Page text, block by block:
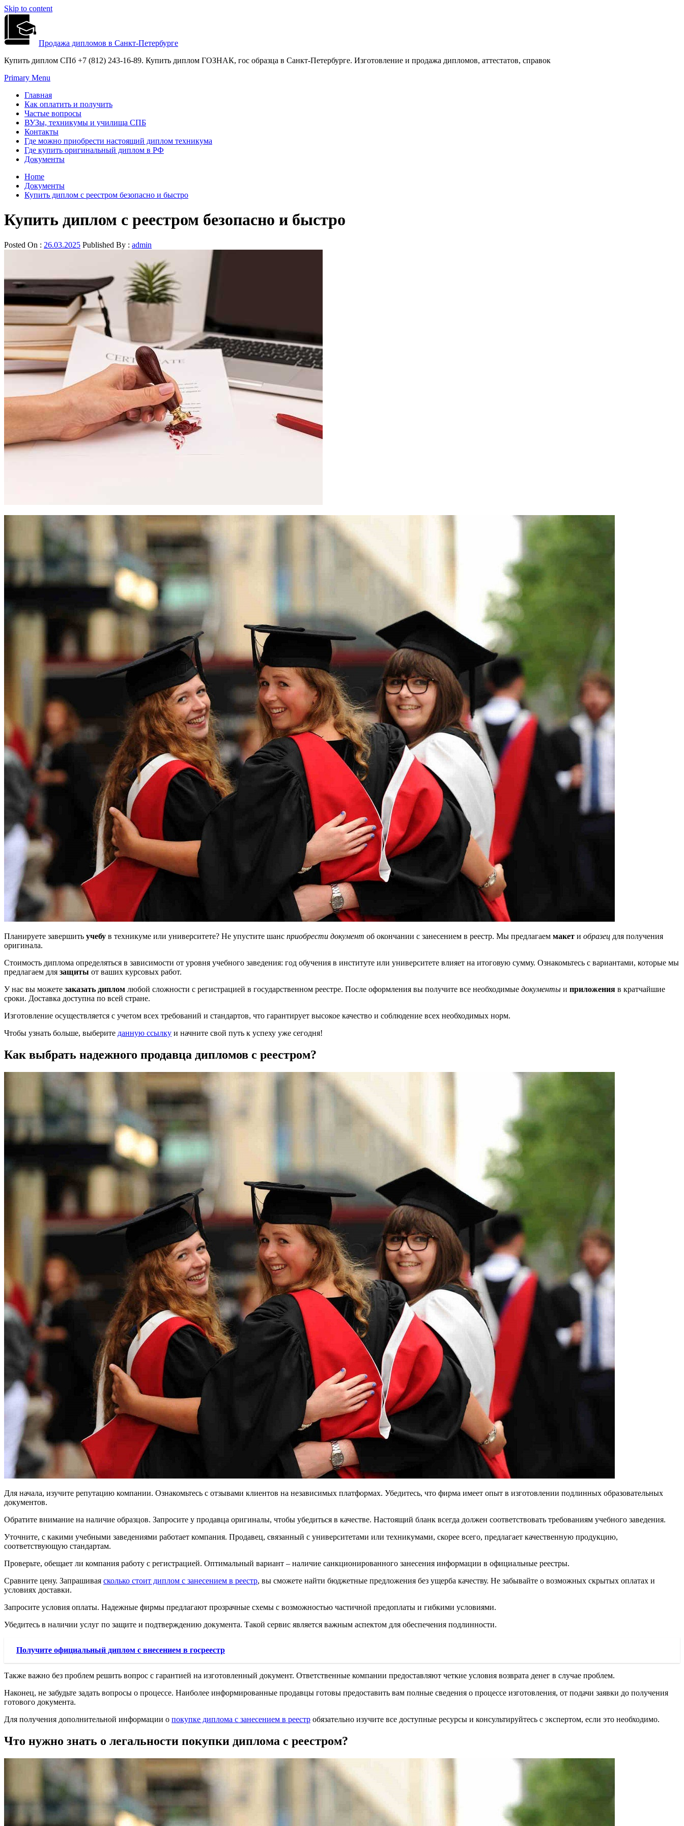
Skip to content
Продажа дипломов в Санкт-Петербурге
Купить диплом СПб +7 (812) 243-16-89. Купить диплом ГОЗНАК, гос образца в Санкт-Петербурге. Изготовление и продажа дипломов, аттестатов, справок
Primary Menu
Главная
Как оплатить и получить
Частые вопросы
ВУЗы, техникумы и училища СПБ
Контакты
Где можно приобрести настоящий диплом техникума
Где купить оригинальный диплом в РФ
Документы
Home
Документы
Купить диплом с реестром безопасно и быстро
Купить диплом с реестром безопасно и быстро
Posted On : 26.03.2025 Published By : admin
Планируете завершить учебу в техникуме или университете? Не упустите шанс приобрести документ об окончании с занесением в реестр. Мы предлагаем макет и образец для получения
оригинала.
Стоимость диплома определяться в зависимости от уровня учебного заведения: год обучения в институте или университете влияет на итоговую сумму. Ознакомьтесь с вариантами, которые мы
предлагаем для защиты от ваших курсовых работ.
У нас вы можете заказать диплом любой сложности с регистрацией в государственном реестре. После оформления вы получите все необходимые документы и приложения в кратчайшие
сроки. Доставка доступна по всей стране.
Изготовление осуществляется с учетом всех требований и стандартов, что гарантирует высокое качество и соблюдение всех необходимых норм.
Чтобы узнать больше, выберите данную ссылку и начните свой путь к успеху уже сегодня!
Как выбрать надежного продавца дипломов с реестром?
Для начала, изучите репутацию компании. Ознакомьтесь с отзывами клиентов на независимых платформах. Убедитесь, что фирма имеет опыт в изготовлении подлинных образовательных
документов.
Обратите внимание на наличие образцов. Запросите у продавца оригиналы, чтобы убедиться в качестве. Настоящий бланк всегда должен соответствовать требованиям учебного заведения.
Уточните, с какими учебными заведениями работает компания. Продавец, связанный с университетами или техникумами, скорее всего, предлагает качественную продукцию,
соответствующую стандартам.
Проверьте, обещает ли компания работу с регистрацией. Оптимальный вариант – наличие санкционированного занесения информации в официальные реестры.
Сравните цену. Запрашивая сколько стоит диплом с занесением в реестр, вы сможете найти бюджетные предложения без ущерба качеству. Не забывайте о возможных скрытых оплатах и
условиях доставки.
Запросите условия оплаты. Надежные фирмы предлагают прозрачные схемы с возможностью частичной предоплаты и гибкими условиями.
Убедитесь в наличии услуг по защите и подтверждению документа. Такой сервис является важным аспектом для обеспечения подлинности.
Получите официальный диплом с внесением в госреестр
Также важно без проблем решить вопрос с гарантией на изготовленный документ. Ответственные компании предоставляют четкие условия возврата денег в случае проблем.
Наконец, не забудьте задать вопросы о процессе. Наиболее информированные продавцы готовы предоставить вам полные сведения о процессе изготовления, от подачи заявки до получения
готового документа.
Для получения дополнительной информации о покупке диплома с занесением в реестр обязательно изучите все доступные ресурсы и консультируйтесь с экспертом, если это необходимо.
Что нужно знать о легальности покупки диплома с реестром?